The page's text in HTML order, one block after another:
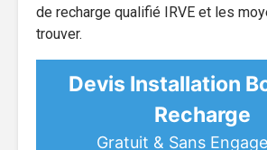
de recharge qualifié IRVE et les
trouver.